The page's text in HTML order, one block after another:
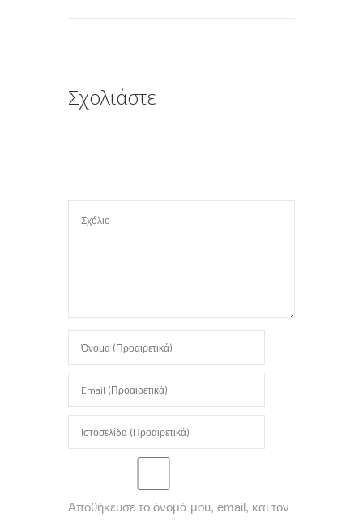
Σχολιάστε
Αποθήκευσε το όνομά μου, email, και τον